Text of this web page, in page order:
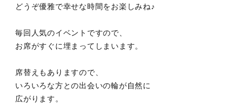
どうぞ優雅で幸せな時間をお楽しみね♪
毎回人気のイベントですので、
お席がすぐに埋まってしまいます。
席替えもありますので、
いろいろな方との出会いの輪が自然に
広がります。